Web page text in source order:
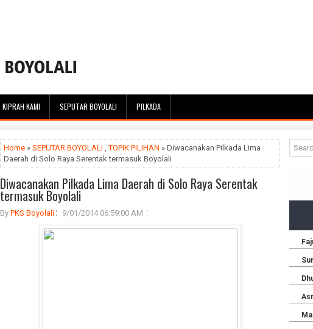
KIPRAH KAMI SEPUTAR BOYOLALI PILKADA
Home » SEPUTAR BOYOLALI ,TOPIK PILIHAN » Diwacanakan Pilkada Lima
Daerah di Solo Raya Serentak termasuk Boyolali
Diwacanakan Pilkada Lima Daerah di Solo Raya Serentak
termasuk Boyolali
By PKS Boyolali 9/01/2014 06:59:00 AM